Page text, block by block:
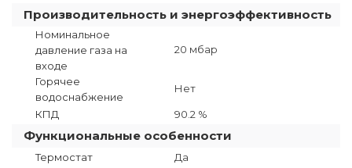
Производительность и энергоэффективность
Номинальное
давление газа на
входе
20 мбар
Горячее
водоснабжение
Нет
КПД 90.2 %
Функциональные особенности
Термостат
Да